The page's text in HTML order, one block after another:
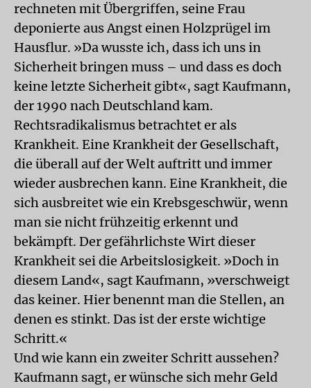
rechneten mit Übergriffen, seine Frau
deponierte aus Angst einen Holzprügel im
Hausflur. »Da wusste ich, dass ich uns in
Sicherheit bringen muss – und dass es doch
keine letzte Sicherheit gibt«, sagt Kaufmann,
der 1990 nach Deutschland kam.
Rechtsradikalismus betrachtet er als
Krankheit. Eine Krankheit der Gesellschaft,
die überall auf der Welt auftritt und immer
wieder ausbrechen kann. Eine Krankheit, die
sich ausbreitet wie ein Krebsgeschwür, wenn
man sie nicht frühzeitig erkennt und
bekämpft. Der gefährlichste Wirt dieser
Krankheit sei die Arbeitslosigkeit. »Doch in
diesem Land«, sagt Kaufmann, »verschweigt
das keiner. Hier benennt man die Stellen, an
denen es stinkt. Das ist der erste wichtige
Schritt.«
Und wie kann ein zweiter Schritt aussehen?
Kaufmann sagt, er wünsche sich mehr Geld